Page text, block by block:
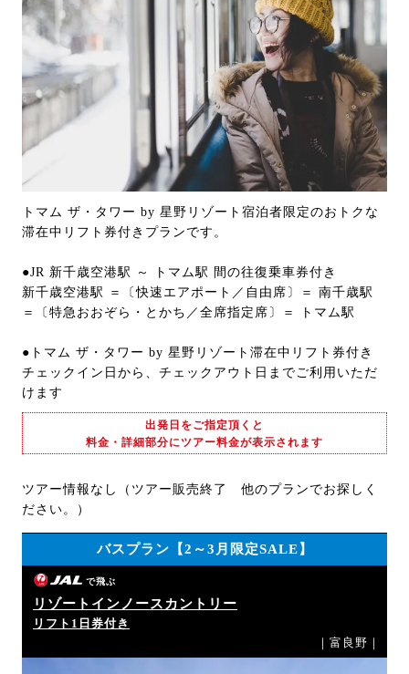
トマム ザ・タワー by 星野リゾート宿泊者限定のおトクな
滞在中リフト券付きプランです。
●JR 新千歳空港駅 ～ トマム駅 間の往復乗車券付き
新千歳空港駅 ＝〔快速エアポート／自由席〕＝ 南千歳駅
＝〔特急おおぞら・とかち／全席指定席〕＝ トマム駅
●トマム ザ・タワー by 星野リゾート滞在中リフト券付き
チェックイン日から、チェックアウト日までご利用いただ
けます
出発日をご指定頂くと
料金・詳細部分にツアー料金が表示されます
ツアー情報なし（ツアー販売終了 他のプランでお探しく
ださい。）
バスプラン【2～3月限定SALE】
で飛ぶ
リゾートインノースカントリー
リフト1日券付き
｜富良野｜